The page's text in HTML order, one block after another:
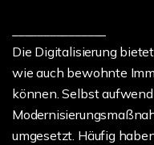
Die Digitalisierung
wie auch bewohnte
können. Selbst
umgesetzt. Häufig